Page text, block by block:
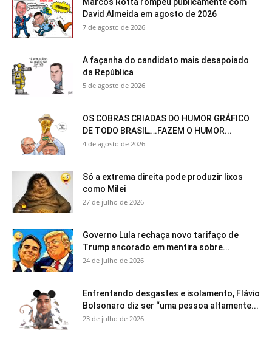
David Almeida em agosto de 2026
7 de agosto de 2026
A façanha do candidato mais desapoiado
da República
5 de agosto de 2026
OS COBRAS CRIADAS DO HUMOR GRÁFICO
DE TODO BRASIL….FAZEM O HUMOR...
4 de agosto de 2026
Só a extrema direita pode produzir lixos
como Milei
27 de julho de 2026
Governo Lula rechaça novo tarifaço de
Trump ancorado em mentira sobre...
24 de julho de 2026
Enfrentando desgastes e isolamento, Flávio
Bolsonaro diz ser “uma pessoa altamente...
23 de julho de 2026